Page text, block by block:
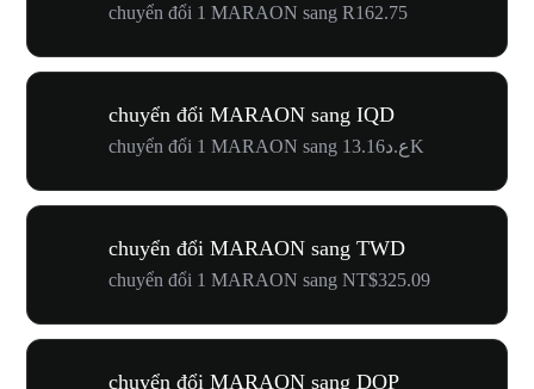
chuyển đổi 1 MARAON sang R162.75
chuyển đổi MARAON sang IQD
chuyển đổi 1 MARAON sang ع.د13.16K
chuyển đổi MARAON sang TWD
chuyển đổi 1 MARAON sang NT$325.09
chuyển đổi MARAON sang DOP